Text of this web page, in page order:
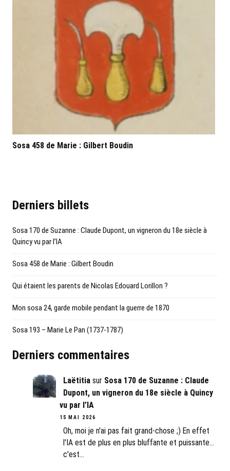
Sosa 458 de Marie : Gilbert Boudin
Derniers billets
Sosa 170 de Suzanne : Claude Dupont, un vigneron du 18e siècle à
Quincy vu par l’IA
Sosa 458 de Marie : Gilbert Boudin
Qui étaient les parents de Nicolas Edouard Lorillon ?
Mon sosa 24, garde mobile pendant la guerre de 1870
Sosa 193 – Marie Le Pan (1737-1787)
Derniers commentaires
Laëtitiasur Sosa 170 de Suzanne : Claude
Dupont, un vigneron du 18e siècle à Quincy
vu par l’IA
15 MAI 2026
Oh, moi je n'ai pas fait grand-chose ;) En effet
l'IA est de plus en plus bluffante et puissante...
c'est…